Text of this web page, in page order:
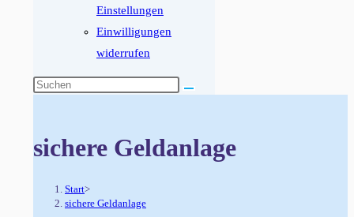
Einstellungen
Einwilligungen
widerrufen
Diese
sichere Geldanlage
Start>
sichere Geldanlage